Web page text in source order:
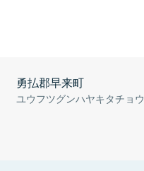
勇払郡早来町
ユウフツグンハヤキタチョウ